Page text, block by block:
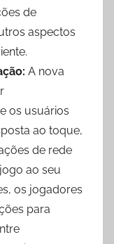
de
aspectos
A nova
os usuários
ao toque,
de rede
ao seu
os jogadores
para